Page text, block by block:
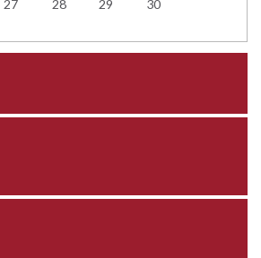
27 28 29 30